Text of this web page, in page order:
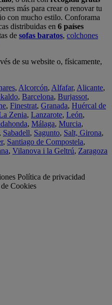
más para crear o renovar tu
con mucho estilo. Conforama
distribuidas en 6 países
de sofas baratos, colchones
de su website o, físicamente,
, Alcorcón, Alfafar, Alicante,
, Barcelona, Burjassot,
, Finestrat, Granada, Huércal de
Zenia, Lanzarote, León,
, Málaga, Murcia,
, Sabadell, Sagunto, Salt, Girona,
, Santiago de Compostela,
, Vilanova i la Geltrú, Zaragoza
Política de privacidad
Cookies